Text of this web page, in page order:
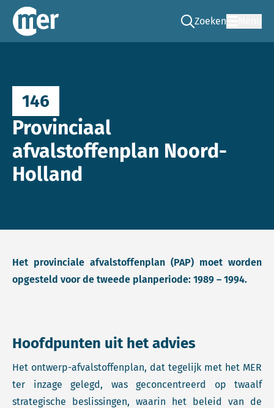
Commissie mer
Zoeken
Ga naar de zoek
146
Provinciaal
afvalstoffenplan Noord-
Holland
Het provinciale afvalstoffenplan (PAP) moet worden
opgesteld voor de tweede planperiode: 1989 – 1994.
Hoofdpunten uit het advies
Het ontwerp-afvalstoffenplan, dat tegelijk met het MER
ter inzage gelegd, was geconcentreerd op twaalf
strategische beslissingen, waarin het beleid van de